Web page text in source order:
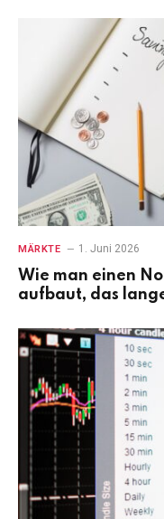
MÄRKTE 1. Juni 2026
Wie man einen
aufbaut, das